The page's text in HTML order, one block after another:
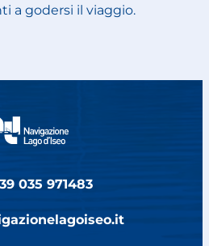
a godersi il viaggio.
035 971483